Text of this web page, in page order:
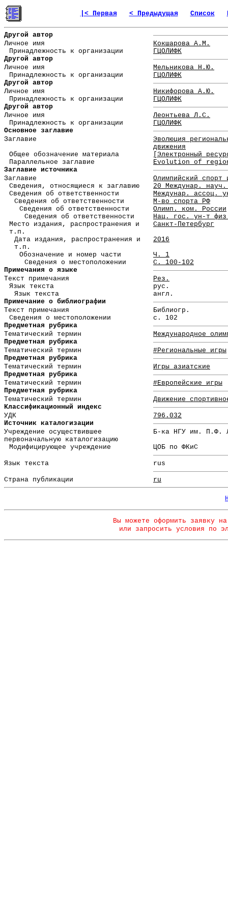
|< Первая < Предыдущая Список
Другой автор
Личное имя
Кокшарова А.М.
Принадлежность к организации
ГЦОЛИФК
Другой автор
Личное имя
Мельникова Н.Ю.
Принадлежность к организации
ГЦОЛИФК
Другой автор
Личное имя
Никифорова А.Ю.
Принадлежность к организации
ГЦОЛИФК
Другой автор
Личное имя
Леонтьева Л.С.
Принадлежность к организации
ГЦОЛИФК
Основное заглавие
Заглавие
Эволюция
движения
Общее обозначение материала
[Электронный
Параллельное заглавие
Evolution of
Заглавие источника
Заглавие
Олимпийский
Сведения, относящиеся к заглавию
20 Междунар.
Сведения об ответственности
Междунар. ассоц.
Сведения об ответственности
М-во спорта РФ
Сведения об ответственности
Олимп. ком. России
Сведения об ответственности
Нац. гос. ун-т
Место издания, распространения и
т.п.
Санкт-Петербург
Дата издания, распространения и
т.п.
2016
Обозначение и номер части
Ч. 1
Сведения о местоположении
С. 100-102
Примечания о языке
Текст примечания
Рез.
Язык текста
рус.
Язык текста
англ.
Примечание о библиографии
Текст примечания
Библиогр.
Сведения о местоположении
с. 102
Предметная рубрика
Тематический термин
Международное
Предметная рубрика
Тематический термин
#Региональные игры
Предметная рубрика
Тематический термин
Игры азиатские
Предметная рубрика
Тематический термин
#Европейские игры
Предметная рубрика
Тематический термин
Движение
Классификационный индекс
УДК
796.032
Источник каталогизации
Учреждение осуществившее
первоначальную каталогизацию
Б-ка НГУ им. П.Ф.
Модифицирующее учреждение
ЦОБ по ФКиС
Язык текста rus
Страна публикации ru
Вы можете оформить заявку
или запросить условия по